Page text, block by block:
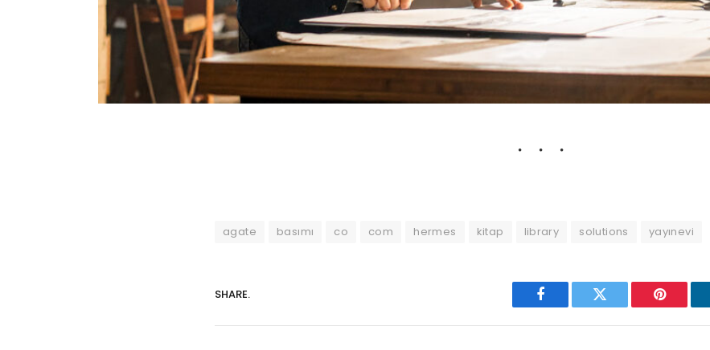
agate basımı co com hermes kitap library solutions yayınevi
SHARE.
Facebook Twitter Pinterest